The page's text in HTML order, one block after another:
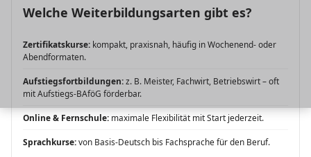
Welche Weiterbildungsarten gibt es?
Zertifikatskurse: kompakt, praxisnah, häufig in Wochenend- oder
Abendformaten.
Aufstiegsfortbildungen:z. B. Meister, Fachwirt, Betriebswirt – oft
mit Aufstiegs-BAföG förderbar.
Online & Fernschule: maximale Flexibilität mit Start jederzeit.
Sprachkurse:von Basis-Deutsch bis Fachsprache für den Beruf.